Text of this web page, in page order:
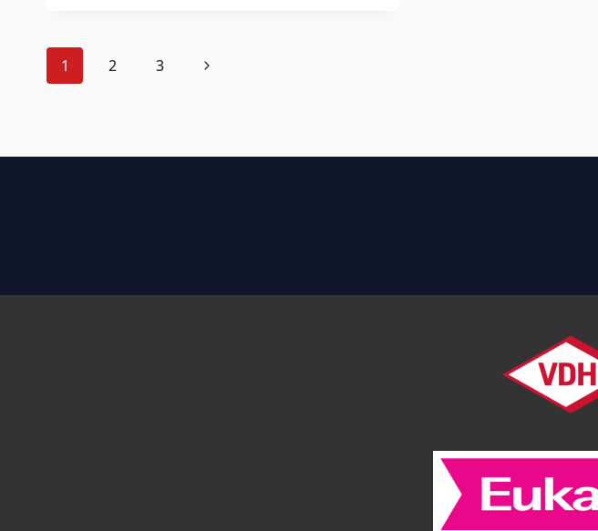
Seitennavigation
1 2 3
Nächste